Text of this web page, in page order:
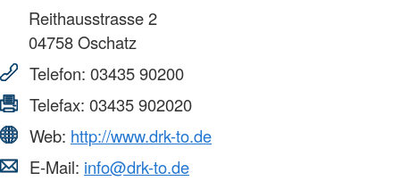
Reithausstrasse 2
04758Oschatz
Telefon: 03435 90200
Telefax: 03435 902020
Web: http://www.drk-to.de
E-Mail: info@drk-to.de